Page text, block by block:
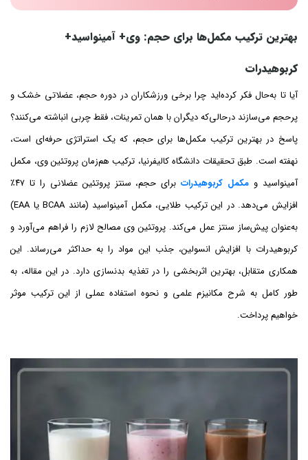
بهترین ترکیب مکمل‌ها برای حجم: وی+ آمینواسید+
کربوهیدرات
آیا تا به‌حال فکر کرده‌اید چرا برخی ورزشکاران در دوره حجم، عضلاتی خشک و
پرحجم می‌سازند درحالی‌که دیگران با همان تمرینات، فقط چربی انباشته می‌کنند؟
پاسخ در بهترین ترکیب مکمل‌ها برای حجم، که یک استراتژی حرفه‌ای است،
نهفته است. طبق تحقیقات دانشگاه کالیفرنیا، ترکیب هم‌زمان پروتئین وی، مکمل
آمینواسید و مکمل کربوهیدرات
برای حجم، سنتز پروتئین عضلانی را تا ۴۷٪
افزایش می‌دهد. در این ترکیب طلایی، مکمل آمینواسید (مانند BCAA یا EAA)
به‌عنوان پیش‌ساز سنتز عمل می‌کند. پروتئین وی مصالح لازم را فراهم می‌آورد و
کربوهیدرات با افزایش انسولین، جذب این مواد را به حداکثر می‌رساند. این
همکاری متقابل، بهترین اثربخشی را در تغذیه بدنسازی دارد. در این مقاله، به
طور کامل به شرح مکانیزم علمی و نحوه استفاده عملی از این ترکیب موثر
خواهیم پرداخت.